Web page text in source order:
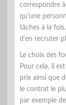
correspondre
qu’une
tâches à la
d’en recruter
Le choix des
Pour cela, il
prix ainsi que
le contrat le
par exemple